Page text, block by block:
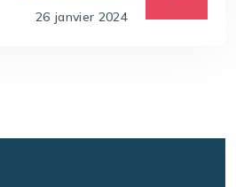
26 janvier 2024